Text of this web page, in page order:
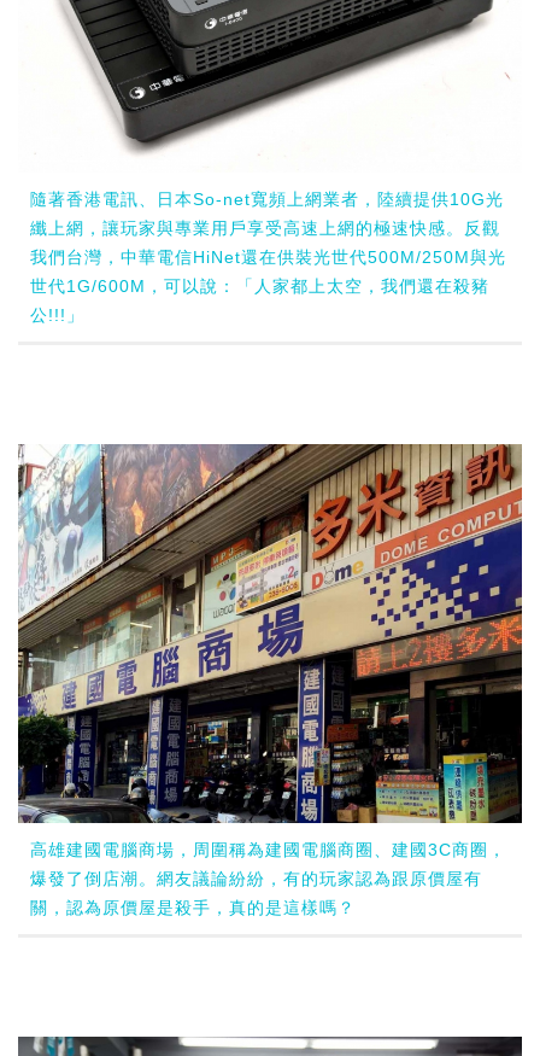
隨著香港電訊、日本So-net寬頻上網業者，陸續提供10G光
纖上網，讓玩家與專業用戶享受高速上網的極速快感。反觀
我們台灣，中華電信HiNet還在供裝光世代500M/250M與光
世代1G/600M，可以說：「人家都上太空，我們還在殺豬
公!!!」
高雄建國電腦商場，周圍稱為建國電腦商圈、建國3C商圈，
爆發了倒店潮。網友議論紛紛，有的玩家認為跟原價屋有
關，認為原價屋是殺手，真的是這樣嗎？